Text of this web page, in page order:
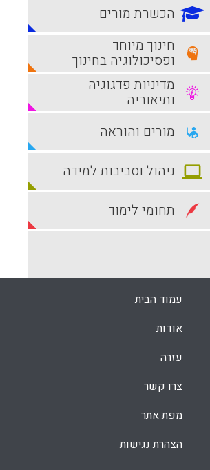
הכשרת מורים
חינוך מיוחד
ופסיכולוגיה בחינוך
מדיניות פדגוגיה
ותיאוריה
מורים והוראה
ניהול וסביבות למידה
תחומי לימוד
עמוד הבית
אודות
עזרה
צרו קשר
מפת אתר
הצהרת נגישות